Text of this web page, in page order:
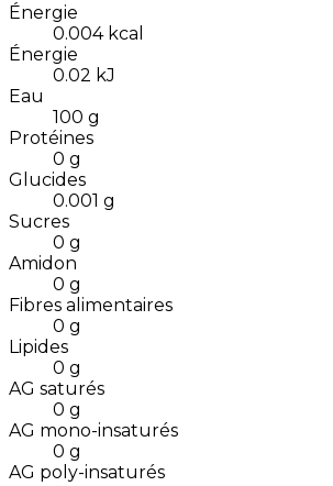
Énergie
0.004 kcal
Énergie
0.02 kJ
Eau
100 g
Protéines
0 g
Glucides
0.001 g
Sucres
0 g
Amidon
0 g
Fibres alimentaires
0 g
Lipides
0 g
AG saturés
0 g
AG mono-insaturés
0 g
AG poly-insaturés